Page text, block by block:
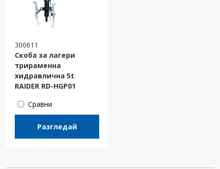
300611
Скоба за лагери
трираменна
хидравлична 5t
RAIDER RD-HGP01
Сравни
Разгледай